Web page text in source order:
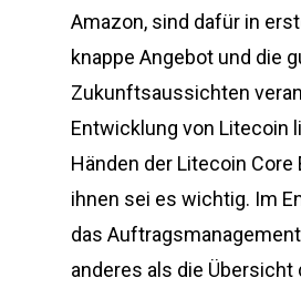
Amazon, sind dafür in
knappe Angebot und die
Zukunftsaussichten
Entwicklung von Litecoin
Händen der Litecoin Core
ihnen sei es wichtig. Im
das
anderes als die Übersicht